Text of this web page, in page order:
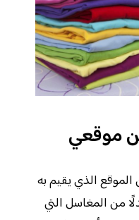
موقعي
الذي يقيم به
من المغاسل التي